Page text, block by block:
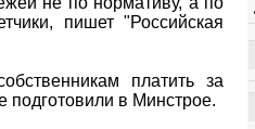
пишет "Российская
платить за
в Минстрое.